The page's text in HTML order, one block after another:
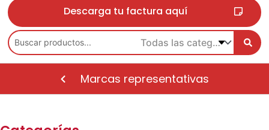
Descarga tu factura aquí
Marcas representativas